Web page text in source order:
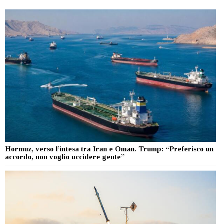
Hormuz, verso l’intesa tra Iran e Oman. Trump: “Preferisco un
accordo, non voglio uccidere gente”